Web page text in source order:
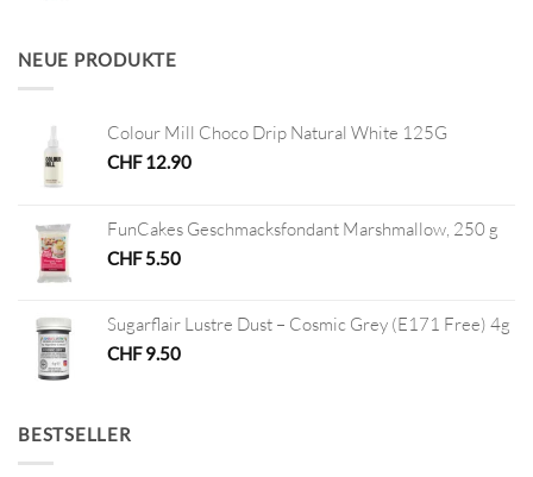
NEUE PRODUKTE
Colour Mill Choco Drip Natural White 125G
CHF12.90
FunCakes Geschmacksfondant Marshmallow, 250 g
CHF5.50
Sugarflair Lustre Dust – Cosmic Grey (E171 Free) 4g
CHF9.50
BESTSELLER